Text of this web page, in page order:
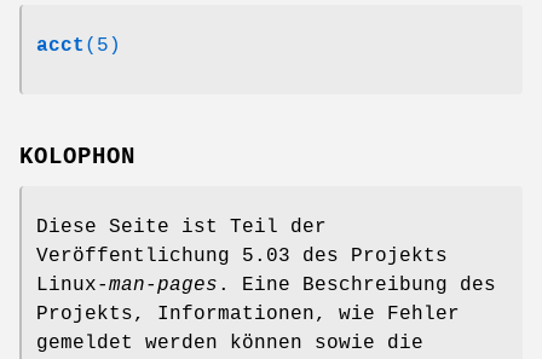
acct (5)
KOLOPHON
Diese Seite ist Teil der
Veröffentlichung 5.03 des Projekts
Linux-man-pages . Eine Beschreibung des
Projekts, Informationen, wie Fehler
gemeldet werden können sowie die